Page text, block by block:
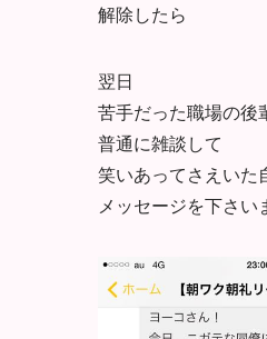
解除したら
翌日
苦手だった職場の後
普通に雑談して
笑いあってさえいた
メッセージを下さい